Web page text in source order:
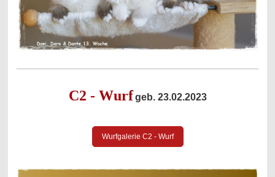
C2 - Wurf geb. 23.02.2023
Wurfgalerie C2 - Wurf